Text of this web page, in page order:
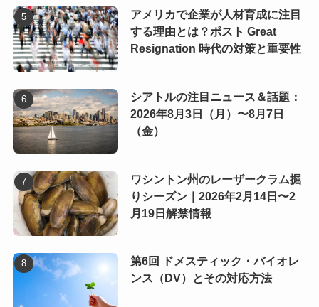
アメリカで企業が人材育成に注目
する理由とは？ポスト Great
Resignation 時代の対策と重要性
シアトルの注目ニュース＆話題：
2026年8月3日（月）〜8月7日
（金）
ワシントン州のレーザークラム掘
りシーズン｜2026年2月14日〜2
月19日解禁情報
第6回 ドメスティック・バイオレ
ンス（DV）とその対応方法